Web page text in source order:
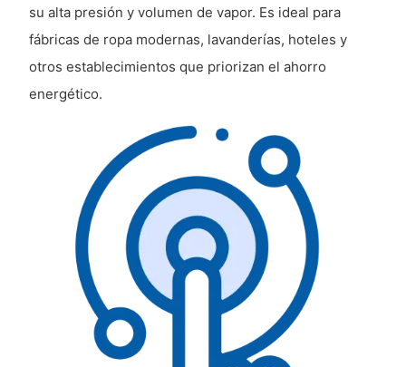
su alta presión y volumen de vapor. Es ideal para
fábricas de ropa modernas, lavanderías, hoteles y
otros establecimientos que priorizan el ahorro
energético.